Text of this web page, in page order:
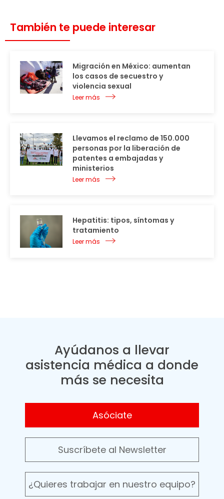
También te puede interesar
Migración en México: aumentan
los casos de secuestro y
violencia sexual
Leer más
Llevamos el reclamo de 150.000
personas por la liberación de
patentes a embajadas y
ministerios
Leer más
Hepatitis: tipos, síntomas y
tratamiento
Leer más
Ayúdanos a llevar
asistencia médica a donde
más se necesita
Asóciate
Suscríbete al Newsletter
¿Quieres trabajar en nuestro equipo?